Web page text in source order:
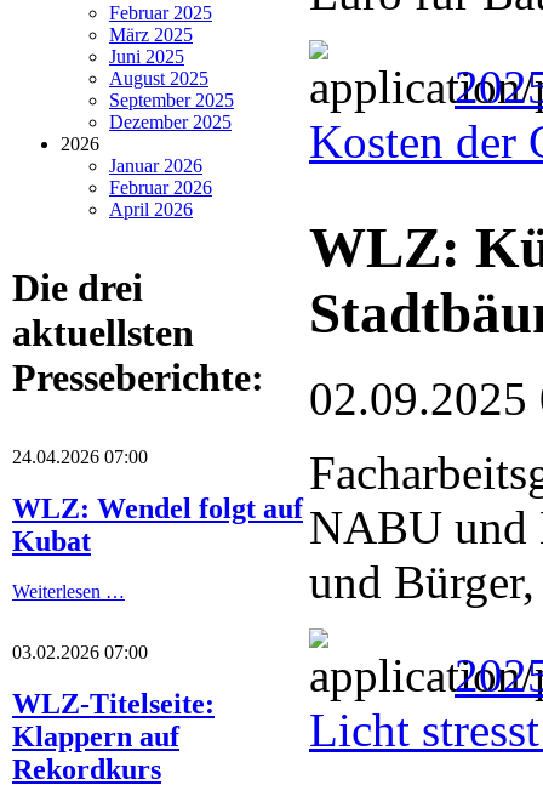
Februar 2025
März 2025
Juni 2025
August 2025
September 2025
Dezember 2025
2026
Januar 2026
Februar 2026
April 2026
Die drei
aktuellsten
Presseberichte:
24.04.2026 07:00
WLZ: Wendel folgt auf
Kubat
Weiterlesen …
03.02.2026 07:00
WLZ-Titelseite:
Klappern auf
Rekordkurs
Kosten der
WLZ:
02.09.2025
NABU und
und Bürger,
Licht